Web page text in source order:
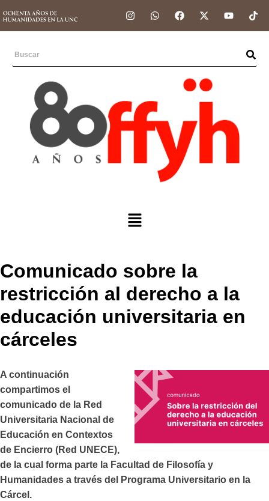
Comunicado sobre la
restricción al derecho a la
educación universitaria en
cárceles
A continuación
compartimos el
comunicado de la Red
Universitaria Nacional de
Educación en Contextos
de Encierro (Red UNECE),
de la cual forma parte la Facultad de Filosofía y
Humanidades a través del Programa Universitario en la
Cárcel.